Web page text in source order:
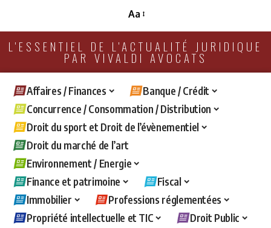
Aa
L'ESSENTIEL DE L'ACTUALITÉ JURIDIQUE
PAR VIVALDI AVOCATS
Affaires / Finances
Banque / Crédit
Concurrence / Consommation / Distribution
Droit du sport et Droit de l’évènementiel
Droit du marché de l’art
Environnement / Energie
Finance et patrimoine
Fiscal
Immobilier
Professions réglementées
Propriété intellectuelle et TIC
Droit Public